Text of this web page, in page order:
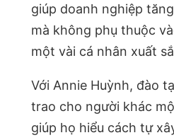
giúp doanh nghiệp
mà không phụ thuộc
một vài cá nhân xuất
Với Annie Huỳnh, đào
trao cho người khác
giúp họ hiểu cách tự